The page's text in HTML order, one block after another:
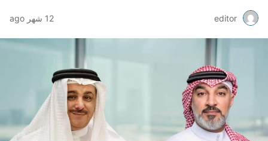
editor 12 شهر ago